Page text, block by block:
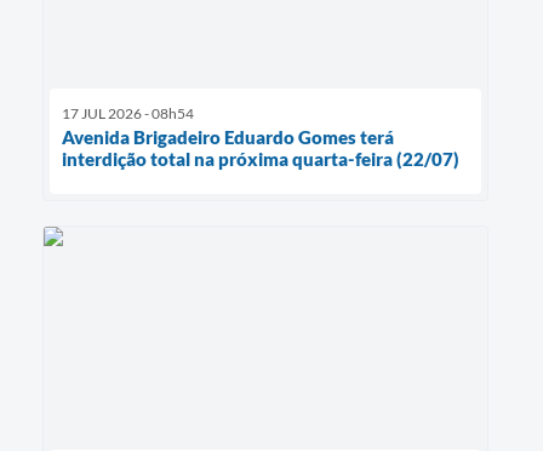
17 JUL 2026 - 08h54
Avenida Brigadeiro Eduardo Gomes terá
interdição total na próxima quarta-feira (22/07)